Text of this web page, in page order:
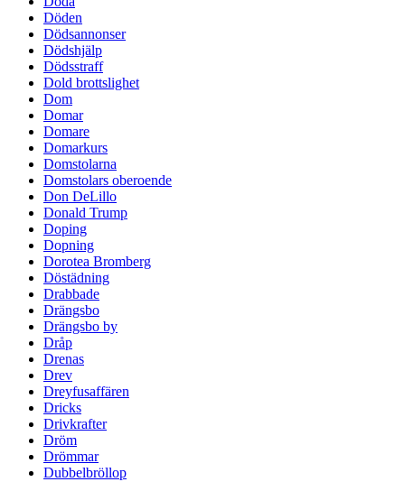
Döden
Dödsannonser
Dödshjälp
Dödsstraff
Dold brottslighet
Dom
Domar
Domare
Domarkurs
Domstolarna
Domstolars oberoende
Don DeLillo
Donald Trump
Doping
Dopning
Dorotea Bromberg
Döstädning
Drabbade
Drängsbo
Drängsbo by
Dråp
Drenas
Drev
Dreyfusaffären
Dricks
Drivkrafter
Dröm
Drömmar
Dubbelbröllop